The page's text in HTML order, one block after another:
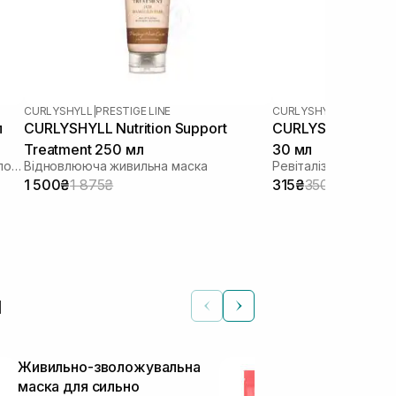
Крем концентрат для укріплення волосся
CURLYSHYLL PRESTIGE LINE
CURLYSHYLL Nutrition Support
Treatment 250 мл
Відновлююча живильна маска
1 500₴1 875₴
CURLYSHYLL
CURLYSHYLL
30 мл
315₴350₴
Живильно-зволожувальна
маска для сильно